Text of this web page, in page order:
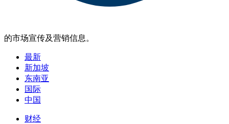
的市场宣传及营销信息。
最新
新加坡
东南亚
国际
中国
财经